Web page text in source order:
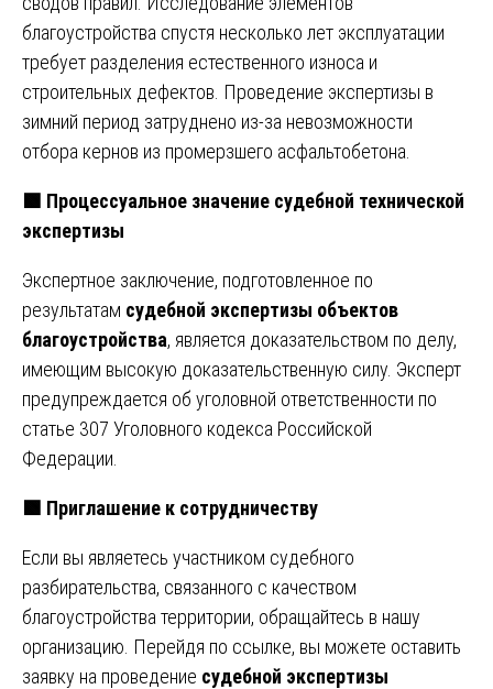
благоустройства спустя несколько лет эксплуатации
требует разделения естественного износа и
строительных дефектов. Проведение экспертизы в
зимний период затруднено из-за невозможности
отбора кернов из промерзшего асфальтобетона.
🟩 Процессуальное значение судебной технической
экспертизы
Экспертное заключение, подготовленное по
результатам судебной экспертизы объектов
благоустройства, является доказательством по делу,
имеющим высокую доказательственную силу. Эксперт
предупреждается об уголовной ответственности по
статье 307 Уголовного кодекса Российской
Федерации.
🟩 Приглашение к сотрудничеству
Если вы являетесь участником судебного
разбирательства, связанного с качеством
благоустройства территории, обращайтесь в нашу
организацию. Перейдя по ссылке, вы можете оставить
заявку на проведение судебной экспертизы